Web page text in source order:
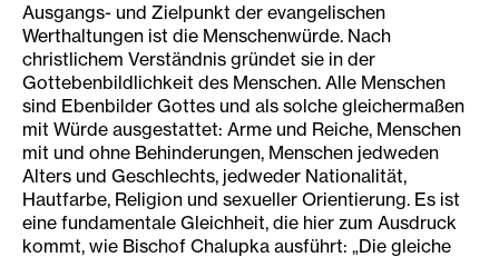
Ausgangs- und Zielpunkt der evangelischen
Werthaltungen ist die Menschenwürde. Nach
christlichem Verständnis gründet sie in der
Gottebenbildlichkeit des Menschen. Alle Menschen
sind Ebenbilder Gottes und als solche gleichermaßen
mit Würde ausgestattet: Arme und Reiche, Menschen
mit und ohne Behinderungen, Menschen jedweden
Alters und Geschlechts, jedweder Nationalität,
Hautfarbe, Religion und sexueller Orientierung. Es ist
eine fundamentale Gleichheit, die hier zum Ausdruck
kommt, wie Bischof Chalupka ausführt: „Die gleiche